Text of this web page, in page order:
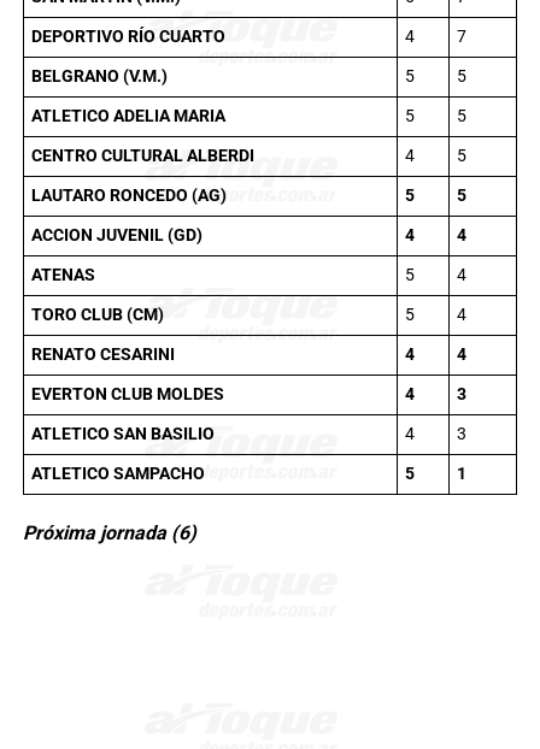
DEPORTIVO RÍO CUARTO
4
7
BELGRANO (V.M.)
5
5
ATLETICO ADELIA MARIA
5
5
CENTRO CULTURAL ALBERDI
4
5
LAUTARO RONCEDO (AG)
5
5
ACCION JUVENIL (GD)
4
4
ATENAS
5
4
TORO CLUB (CM)
5
4
RENATO CESARINI
4
4
EVERTON CLUB MOLDES
4
3
ATLETICO SAN BASILIO
4
3
ATLETICO SAMPACHO
5 1
Próxima jornada (6)